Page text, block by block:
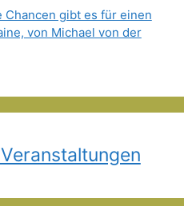
Chancen gibt es für einen
von Michael von der